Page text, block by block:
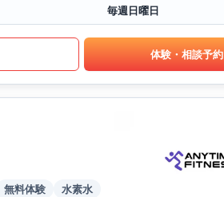
毎週日曜日
体験・相談予約
無料体験
水素水